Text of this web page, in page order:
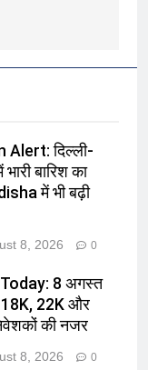
Alert: दिल्ली-
बारिश का
में भी बढ़ी
8, 2026 0
8 अगस्त
18K, 22K और
की नजर
8, 2026 0